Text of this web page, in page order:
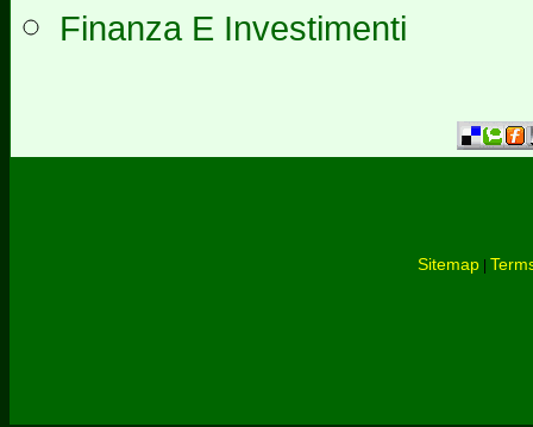
Finanza E Investimenti
Sitemap